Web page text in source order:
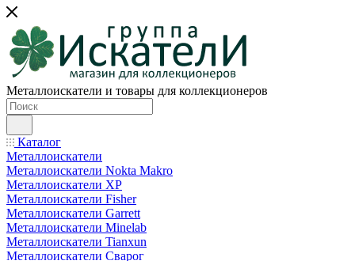
Металлоискатели и товары для коллекционеров
Каталог
Металлоискатели
Металлоискатели Nokta Makro
Металлоискатели XP
Металлоискатели Fisher
Металлоискатели Garrett
Металлоискатели Minelab
Металлоискатели Tianxun
Металлоискатели Сварог